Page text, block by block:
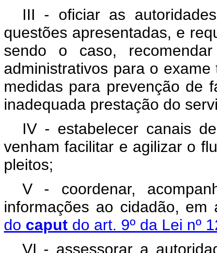
III - oficiar as
questões apresentadas, e
sendo o caso,
administrativos para o
medidas para prevenção de
inadequada prestação do
IV - estabelecer canais
venham facilitar e agilizar o
pleitos;
V - coordenar,
informações ao cidadão,
do caput do art. 9º da Lei nº
VI - assessorar a